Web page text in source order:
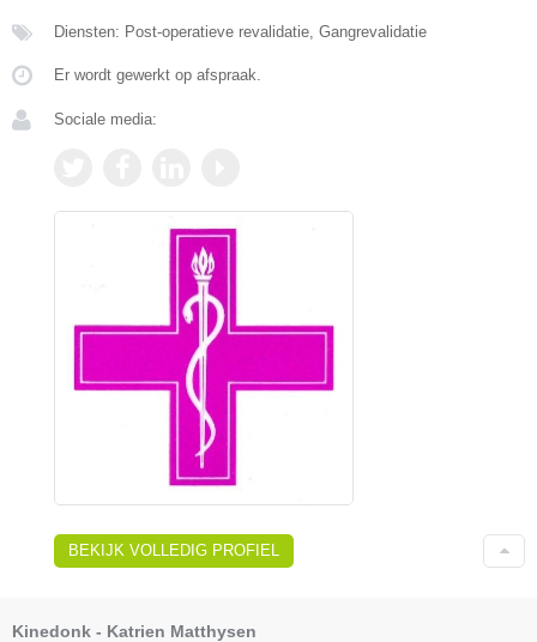
Diensten: Post-operatieve revalidatie, Gangrevalidatie
Er wordt gewerkt op afspraak.
Sociale media:
BEKIJK VOLLEDIG PROFIEL
Kinedonk - Katrien Matthysen